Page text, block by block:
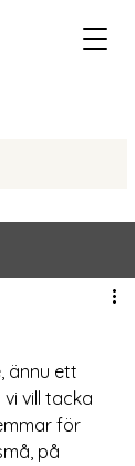
ännu ett
vill tacka
för
på